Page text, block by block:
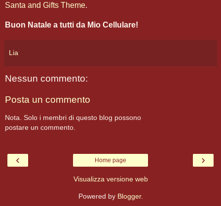
Santa and Gifts Theme.
Buon Natale a tutti da Mio Cellulare!
Lia
Nessun commento:
Posta un commento
Nota. Solo i membri di questo blog possono
postare un commento.
‹ ›
Home page
Visualizza versione web
Powered by Blogger.